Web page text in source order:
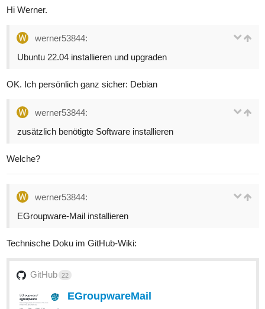
Hi Werner.
werner53844:
Ubuntu 22.04 installieren und upgraden
OK. Ich persönlich ganz sicher: Debian
werner53844:
zusätzlich benötigte Software installieren
Welche?
werner53844:
EGroupware-Mail installieren
Technische Doku im GitHub-Wiki:
GitHub 22
EGroupwareMail